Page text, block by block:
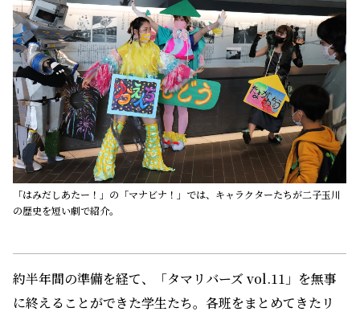
「はみだしあたー！」の「マナビナ！」では、キャラクターたちが二子玉川
の歴史を短い劇で紹介。
約半年間の準備を経て、「タマリバーズ vol.11」を無事
に終えることができた学生たち。各班をまとめてきたリ